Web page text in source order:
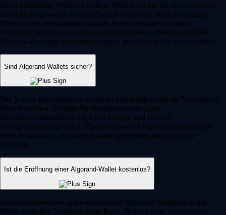
Nicht unbedingt. Während frühere Wallets oft nur für einen einzigen
Asset gedacht waren, können Sie mit modernen Multi-Währungs-
Wallets viele verschiedene digitale Assets gleichzeitig halten.
Vielseitige Apps wie Crypto.com ermöglichen es Ihnen, über 400
Kryptowährungen an einem einzigen, praktischen Ort zu verwalten.
Sind Algorand-Wallets sicher?
Der Schutz Ihrer digitalen Assets ist entscheidend für die Verwaltung
Ihres Portfolios. Wählen Sie Anbieter mit strengen
Sicherheitsmaßnahmen wie Cold Storage und strikten
Verifizierungsprotokollen. Plattformen wie Crypto.com priorisieren
diese Funktionen, um Ihren Kontozugriff rund um die Uhr zu
schützen.
Ist die Eröffnung einer Algorand-Wallet kostenlos?
Das Einrichten einer softwarebasierten Algorand-Wallet ist in der
Regel kostenlos. Während beim Kauf, Verkauf oder Transfer von